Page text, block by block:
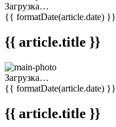
Загрузка…
{{ formatDate(article.date) }}
{{ article.title }}
Загрузка…
{{ formatDate(article.date) }}
{{ article.title }}